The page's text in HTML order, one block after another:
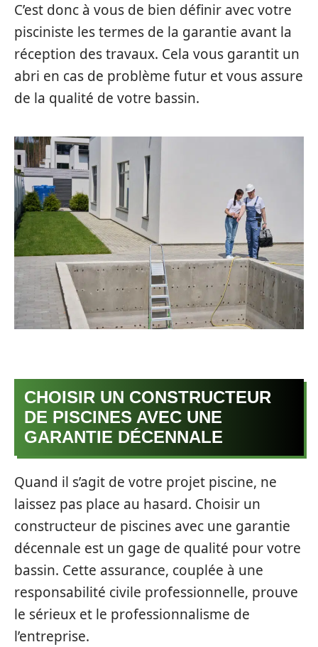
C’est donc à vous de bien définir avec votre
pisciniste les termes de la garantie avant la
réception des travaux. Cela vous garantit un
abri en cas de problème futur et vous assure
de la qualité de votre bassin.
CHOISIR UN CONSTRUCTEUR
DE PISCINES AVEC UNE
GARANTIE DÉCENNALE
Quand il s’agit de votre projet piscine, ne
laissez pas place au hasard. Choisir un
constructeur de piscines avec une garantie
décennale est un gage de qualité pour votre
bassin. Cette assurance, couplée à une
responsabilité civile professionnelle, prouve
le sérieux et le professionnalisme de
l’entreprise.